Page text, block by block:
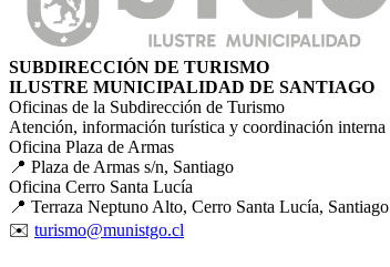
SUBDIRECCIÓN DE TURISMO
ILUSTRE MUNICIPALIDAD DE SANTIAGO
Oficinas de la Subdirección de Turismo
Atención, información turística y coordinación interna
Oficina Plaza de Armas
📍 Plaza de Armas s/n, Santiago
Oficina Cerro Santa Lucía
📍 Terraza Neptuno Alto, Cerro Santa Lucía, Santiago
✉️ turismo@munistgo.cl